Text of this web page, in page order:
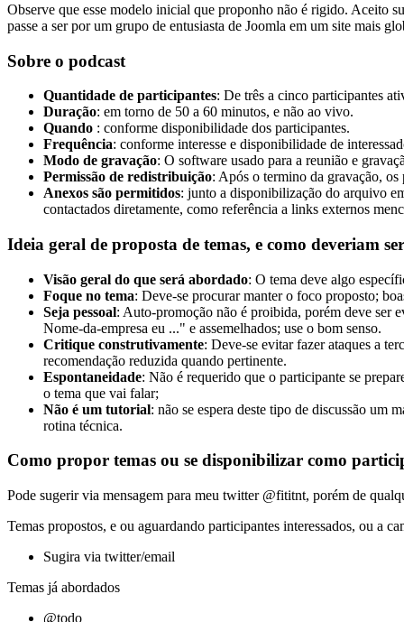
Observe que esse modelo inicial que proponho não é rigido. Aceito
passe a ser por um grupo de entusiasta de Joomla em um site mais
Sobre o podcast
Quantidade de participantes: De três a cinco participantes
Duração: em torno de 50 a 60 minutos, e não ao vivo.
Quando : conforme disponibilidade dos participantes.
Frequência: conforme interesse e disponibilidade de
Modo de gravação: O software usado para a reunião e
Permissão de redistribuição: Após o termino da gravação,
Anexos são permitidos: junto a disponibilização do arquivo
contactados diretamente, como referência a links externos
Ideia geral de proposta de temas, e como deveriam
Visão geral do que será abordado: O tema deve algo
Foque no tema: Deve-se procurar manter o foco proposto;
Seja pessoal: Auto-promoção não é proibida, porém deve ser
Nome-da-empresa eu ..." e assemelhados; use o bom senso.
Critique construtivamente: Deve-se evitar fazer ataques a
recomendação reduzida quando pertinente.
Espontaneidade: Não é requerido que o participante se
o tema que vai falar;
Não é um tutorial: não se espera deste tipo de discussão um
rotina técnica.
Como propor temas ou se disponibilizar como
Pode sugerir via mensagem para meu twitter @fititnt, porém de
Temas propostos, e ou aguardando participantes interessados, ou a
Sugira via twitter/email
Temas já abordados
@todo